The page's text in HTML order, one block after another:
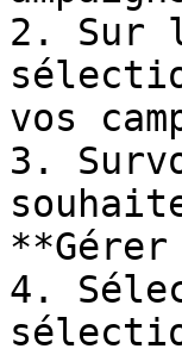
2. Sur
vos
3.
**Gérer
4.